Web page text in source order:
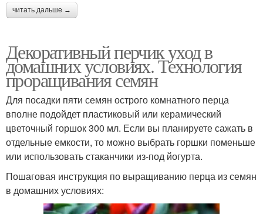
читать дальше →
Декоративный перчик уход в
домашних условиях. Технология
проращивания семян
Для посадки пяти семян острого комнатного перца
вполне подойдет пластиковый или керамический
цветочный горшок 300 мл. Если вы планируете сажать в
отдельные емкости, то можно выбрать горшки поменьше
или использовать стаканчики из-под йогурта.
Пошаговая инструкция по выращиванию перца из семян
в домашних условиях: